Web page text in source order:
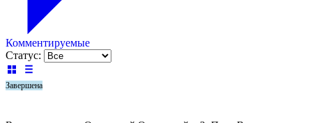
Комментируемые
Статус:
Завершена